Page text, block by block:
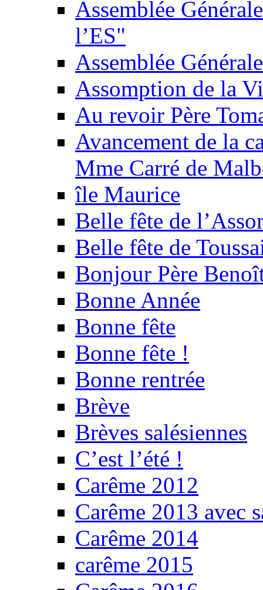
Assemblée
l’ES"
Assemblée
Assomption de la
Au revoir Père
Avancement de la
Mme Carré de
île Maurice
Belle fête de
Belle fête de
Bonjour Père
Bonne Année
Bonne fête
Bonne fête !
Bonne rentrée
Brève
Brèves salésiennes
C’est l’été !
Carême 2012
Carême 2013 avec
Carême 2014
carême 2015